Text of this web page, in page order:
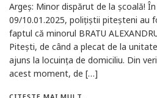
Argeș: Minor dispărut de la școală!
09/10.01.2025, polițiștii piteșteni au
faptul că minorul BRATU
Pitești, de când a plecat de la
ajuns la locuința de domiciliu. Din
acest moment, de […]